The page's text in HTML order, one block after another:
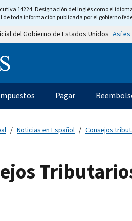
14224, Designación del inglés como el
de toda información publicada por el gobierno
del Gobierno de Estados Unidos Así
Information Menu
principalPagar
Noticias en Español Consejos